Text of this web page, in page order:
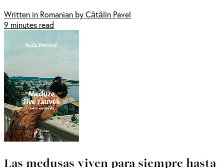
Written in Romanian by Cătălin Pavel
9 minutes read
Las medusas viven para siempre hasta